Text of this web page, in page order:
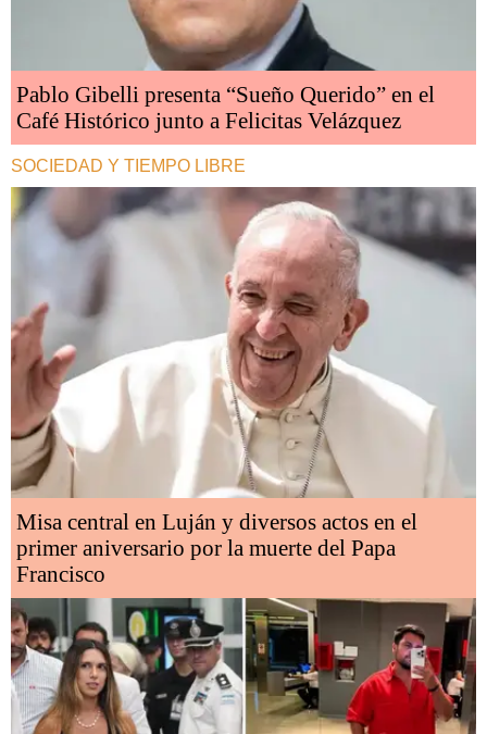
Pablo Gibelli presenta “Sueño Querido” en el
Café Histórico junto a Felicitas Velázquez
SOCIEDAD Y TIEMPO LIBRE
Misa central en Luján y diversos actos en el
primer aniversario por la muerte del Papa
Francisco